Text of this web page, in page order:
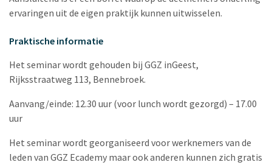
ervaringen uit de eigen praktijk kunnen uitwisselen.
Praktische informatie
Het seminar wordt gehouden bij GGZ inGeest,
Rijksstraatweg 113, Bennebroek.
Aanvang/einde: 12.30 uur (voor lunch wordt gezorgd) – 17.00
uur
Het seminar wordt georganiseerd voor werknemers van de
leden van GGZ Ecademy maar ook anderen kunnen zich gratis